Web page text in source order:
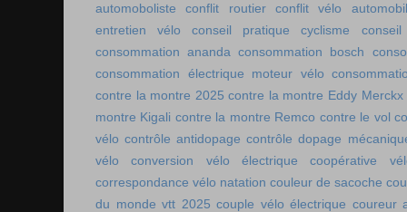
automoboliste
conflit routier
conflit vélo
entretien vélo
conseil pratique cyclisme
consommation ananda consommation bosch
consommation électrique moteur vélo
contre la montre 2025 contre la montre Eddy Merckx
montre Kigali contre la montre Remco contre le vol
vélo contrôle antidopage contrôle dopage
vélo
conversion vélo électrique
coopérative
correspondance vélo natation couleur de sacoche
du monde vtt 2025 couple vélo électrique coureur